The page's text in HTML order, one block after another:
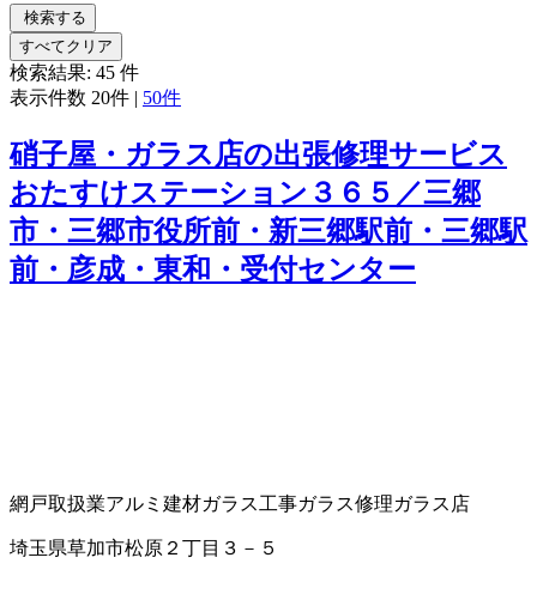
検索する
すべてクリア
検索結果: 45 件
表示件数 20件 | 50件
硝子屋・ガラス店の出張修理サービス
おたすけステーション３６５／三郷
市・三郷市役所前・新三郷駅前・三郷駅
前・彦成・東和・受付センター
網戸取扱業アルミ建材ガラス工事ガラス修理ガラス店
埼玉県草加市松原２丁目３－５